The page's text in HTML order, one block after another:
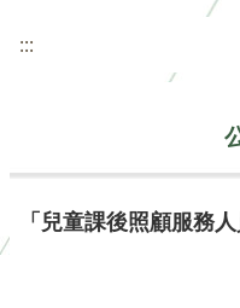
:::
「兒童課後照顧服務